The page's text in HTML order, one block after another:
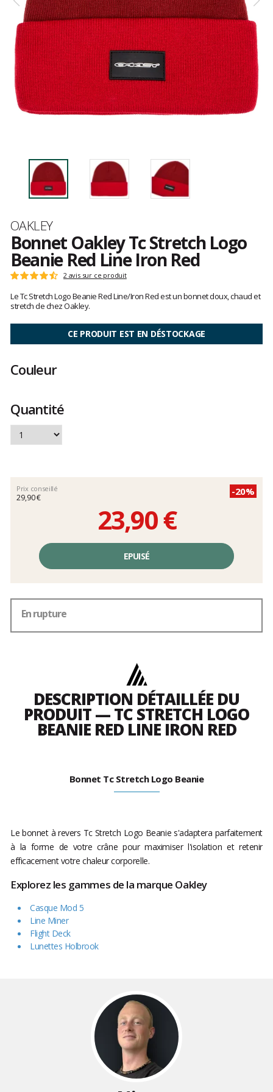
Marque
OAKLEY
Bonnet Oakley Tc Stretch Logo
Beanie Red Line Iron Red
Les
clients
Note
:
4.5
sur
5
2 avis sur ce produit
Le Tc Stretch Logo Beanie Red Line/Iron Red est un bonnet doux, chaud et
stretch de chez Oakley.
CE PRODUIT EST EN DÉSTOCKAGE
Couleur
Quantité
Prix conseillé
29,90 €
-20%
23,90 €
unitaire,
EPUISÉ
En rupture
DESCRIPTION DÉTAILLÉE DU
PRODUIT — TC STRETCH LOGO
BEANIE RED LINE IRON RED
Bonnet Tc Stretch Logo Beanie
Le bonnet à revers Tc Stretch Logo Beanie s'adaptera parfaitement
à la forme de votre crâne pour maximiser l'isolation et retenir
efficacement votre chaleur corporelle.
Explorez les gammes de la marque Oakley
Casque Mod 5
Line Miner
Flight Deck
Lunettes Holbrook